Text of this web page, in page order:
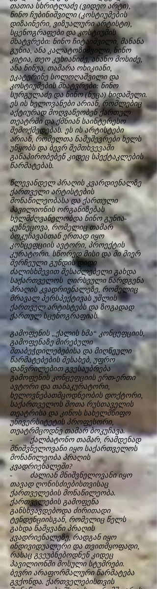
თათია სხრიტლაძე (ვიდეო არტი),
ნინო ჩუბინიშვილი (კოსტიუმების
დიზაინერი, ვიზუალური არტისტი),
სცენოგრაფები და კოსტიუმის
მხატვრები: ნინო ჩიტაიშვილი, მანანა
გუნია, ანა კალატოზიშვილი, ნინო
კიტია, თეო კუხიანიძე, ანანო მოსიძე,
ანა ნინუა, თამარა ოხიკიანი,
ეკატერინე სოლოღაშვილი და
კოსტიუმების მხატვრები: ნინო
სურგულაძე და ნინო (ნუცა) ხიდაშელი.
ეს ის ხელოვანები არიან, რომლებიც
აქტიურად მოღვაწეობენ ქართულ
თეატრში და ქმნიან საინტერესო
შემოქმედებას. ეს ის არტისტები
არიან, რომელთა ნამუშევრები ხელს
უწყობს და ბევრ შემთხვევაში
განაპირობებენ კიდეც სპექტაკლების
წარმატებას.
წლევანდელ პრაღის კვარდიენალზე
ქართველი არტისტების
მონაწილეობასა და ქართული
პავილიონის ორგანიზებას
ხელმძღვანელობდა ნინო გუნია-
კუზნეცოვა, რომელიც თამარ
ბოკუჩავასთან ერთად იყო
კონცეფციის ავტორი, პროექტის
კურატორი. სწორედ მისი და მი მიერ
შერჩეული გუნდის დიდი
ძალისხმევით შესაძლებელი გახდა
საქართველოს ღირსეული წარდგენა
პრაღის კვადრიენალეზე, რომელიც
მრავალ პერსპექტივას უშლის
ქართველ არტისტებს და ზოგადად
ქართულ სცენოგრაფიას.
გამოფენის „ქალის ხმა“ კონცეფციის,
გამოფენაზე მირებული
შთაბეჭდილებებისა და მიღწეული
წარმატებების შესახებ, უფრო
დაწვრილებით გვესაუბრება
გამოფენის კონცეფციის ერთ-ერთი
ავტორი და თანაკურატორი,
ხელოვნებათმცოდნეობის დოქტორი,
საქართველოს შოთა რუსთაველის
თეატრისა და კინოს სახელმწიფო
უნივერსიტეტის პროფესორი,
თეატრმცოდნე თამარ ბოკუჩავა.
- ქალბატონო თამარ, რამდენად
მნიშვნელოვანი იყო საქართველოს
მონაწილეობა პრაღის
კვადრიენალეში?
- ძალიან მნიშვნელოვანი იყო
თავად ღონისძიებისთვისაც
ქართველების მონაწილეობა.
ქართველების გამოფენა
განსხვავდებოდა ძირითადი
ტენდენციისგან, რომელიც წელს
გახდა წამყვანი პრაღის
კვადრიენალეზე, რადგან იყო
ინდივიდუალური და თვითმყოფადი,
რასაც გვეუბნებოდნენ კიდეც
პავილიონში მოსული სტუმრები.
ბევრი არაფორმალური წარმატება
გვქონდა. ქართველებისთვის